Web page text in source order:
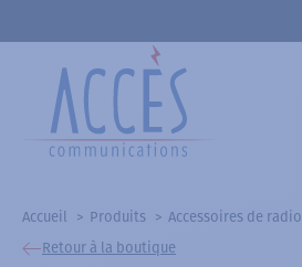
Accueil Produits Accessoires de radio
Retour à la boutique